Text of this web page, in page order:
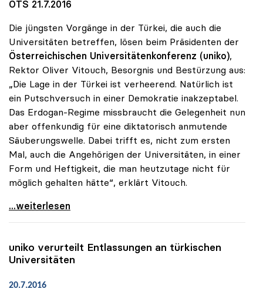
OTS 21.7.2016
Die jüngsten Vorgänge in der Türkei, die auch die
Universitäten betreffen, lösen beim Präsidenten der
Österreichischen Universitätenkonferenz (uniko),
Rektor Oliver Vitouch, Besorgnis und Bestürzung aus:
„Die Lage in der Türkei ist verheerend. Natürlich ist
ein Putschversuch in einer Demokratie inakzeptabel.
Das Erdogan-Regime missbraucht die Gelegenheit nun
aber offenkundig für eine diktatorisch anmutende
Säuberungswelle. Dabei trifft es, nicht zum ersten
Mal, auch die Angehörigen der Universitäten, in einer
Form und Heftigkeit, die man heutzutage nicht für
möglich gehalten hätte“, erklärt Vitouch.
uniko: „Flächendeckende Säuberung an türkischen
...weiterlesen
uniko verurteilt Entlassungen an türkischen
Universitäten
20.7.2016